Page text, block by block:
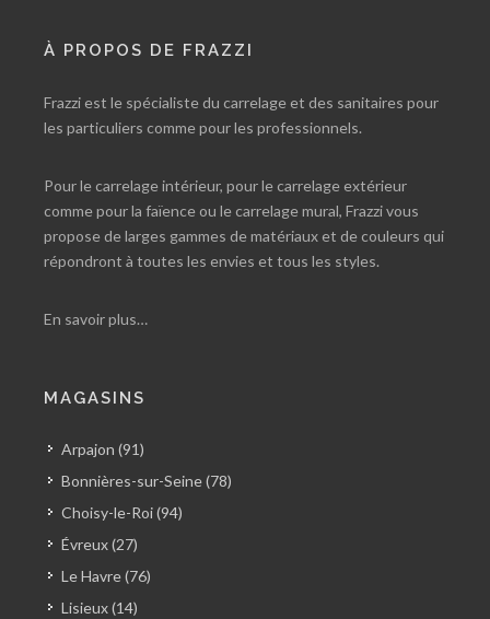
À PROPOS DE FRAZZI
Frazzi est le spécialiste du carrelage et des sanitaires pour
les particuliers comme pour les professionnels.
Pour le carrelage intérieur, pour le carrelage extérieur
comme pour la faïence ou le carrelage mural, Frazzi vous
propose de larges gammes de matériaux et de couleurs qui
répondront à toutes les envies et tous les styles.
En savoir plus…
MAGASINS
Arpajon (91)
Bonnières-sur-Seine (78)
Choisy-le-Roi (94)
Évreux (27)
Le Havre (76)
Lisieux (14)